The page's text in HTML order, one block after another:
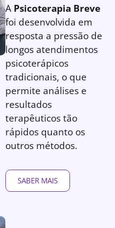
A Psicoterapia Breve
foi desenvolvida em
resposta a pressão de
longos atendimentos
psicoterápicos
tradicionais, o que
permite análises e
resultados
terapêuticos tão
rápidos quanto os
outros métodos.
SABER MAIS